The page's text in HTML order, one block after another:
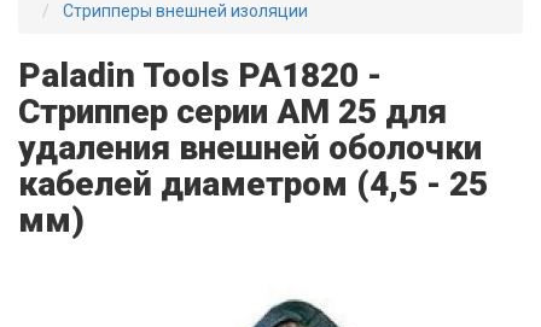
Стрипперы внешней изоляции
Paladin Tools PA1820 -
Стриппер серии AM 25 для
удаления внешней оболочки
кабелей диаметром (4,5 - 25
мм)